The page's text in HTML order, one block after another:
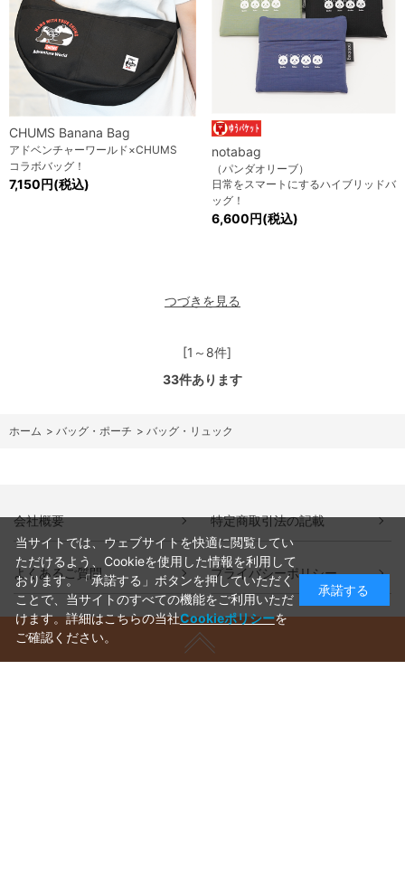
CHUMS Banana Bag
アドベンチャーワールド×CHUMS
コラボバッグ！
7,150円(税込)
notabag
（パンダオリーブ）
日常をスマートにするハイブリッドバ
ッグ！
6,600円(税込)
つづきを見る
[1～8件]
33件あります
ホーム > バッグ・ポーチ > バッグ・リュック
会社概要 特定商取引法の記載
よくあるご質問 プライバシーポリシー
当サイトでは、ウェブサイトを快適に閲覧してい
ただけるよう、Cookieを使用した情報を利用して
おります。「承諾する」ボタンを押していただく
ことで、当サイトのすべての機能をご利用いただ
けます。詳細はこちらの当社Cookieポリシーを
ご確認ください。
承諾する